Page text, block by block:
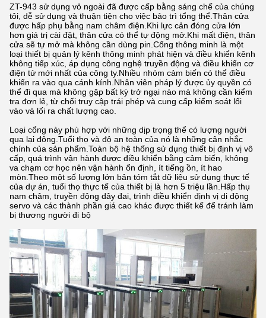
ZT-943 sử dụng vỏ ngoài đã được cấp bằng sáng chế của chúng
tôi, dễ sử dụng và thuận tiện cho việc bảo trì tổng thể.Thân cửa
được hấp phụ bằng nam châm điện.Khi lực cản đóng cửa lớn
hơn giá trị cài đặt, thân cửa có thể tự động mở.Khi mất điện, thân
cửa sẽ tự mở mà không cần dùng pin.Cổng thông minh là một
loại thiết bị quản lý kênh thông minh phát hiện và điều khiển kênh
không tiếp xúc, áp dụng công nghệ truyền động và điều khiển cơ
điện tử mới nhất của công ty.Nhiều nhóm cảm biến có thể điều
khiển ra vào qua cánh kính.Nhân viên pháp lý được ủy quyền có
thể đi qua mà không gặp bất kỳ trở ngại nào mà không cần kiểm
tra đơn lẻ, từ chối truy cập trái phép và cung cấp kiểm soát lối
vào và lối ra chất lượng cao.
Loại cổng này phù hợp với những dịp trọng thể có lượng người
qua lại đông.Tuổi thọ và độ an toàn của nó là những cân nhắc
chính của sản phẩm.Toàn bộ hệ thống sử dụng thiết bị định vị vô
cấp, quá trình vận hành được điều khiển bằng cảm biến, không
va chạm cơ học nên vận hành ổn định, ít tiếng ồn, ít hao
mòn.Theo một số lượng lớn bản tóm tắt dữ liệu sử dụng thực tế
của dự án, tuổi thọ thực tế của thiết bị là hơn 5 triệu lần.Hấp thụ
nam châm, truyền động dây đai, trình điều khiển định vị di động
servo và các thành phần giá cao khác được thiết kế để tránh làm
bị thương người đi bộ